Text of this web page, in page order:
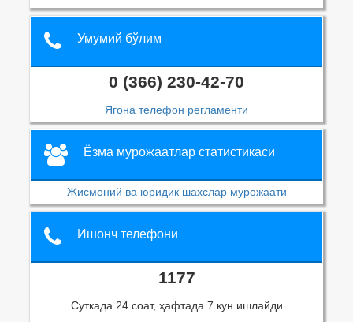
Умумий бўлим
0 (366) 230-42-70
Ягона телефон регламенти
Ёзма мурожаатлар статистикаси
Жисмоний ва юридик шахслар мурожаати
Ишонч телефони
1177
Суткада 24 соат, ҳафтада 7 кун ишлайди